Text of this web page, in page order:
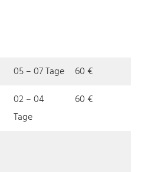
05 – 07 Tage
60 €
02 – 04
Tage
60 €